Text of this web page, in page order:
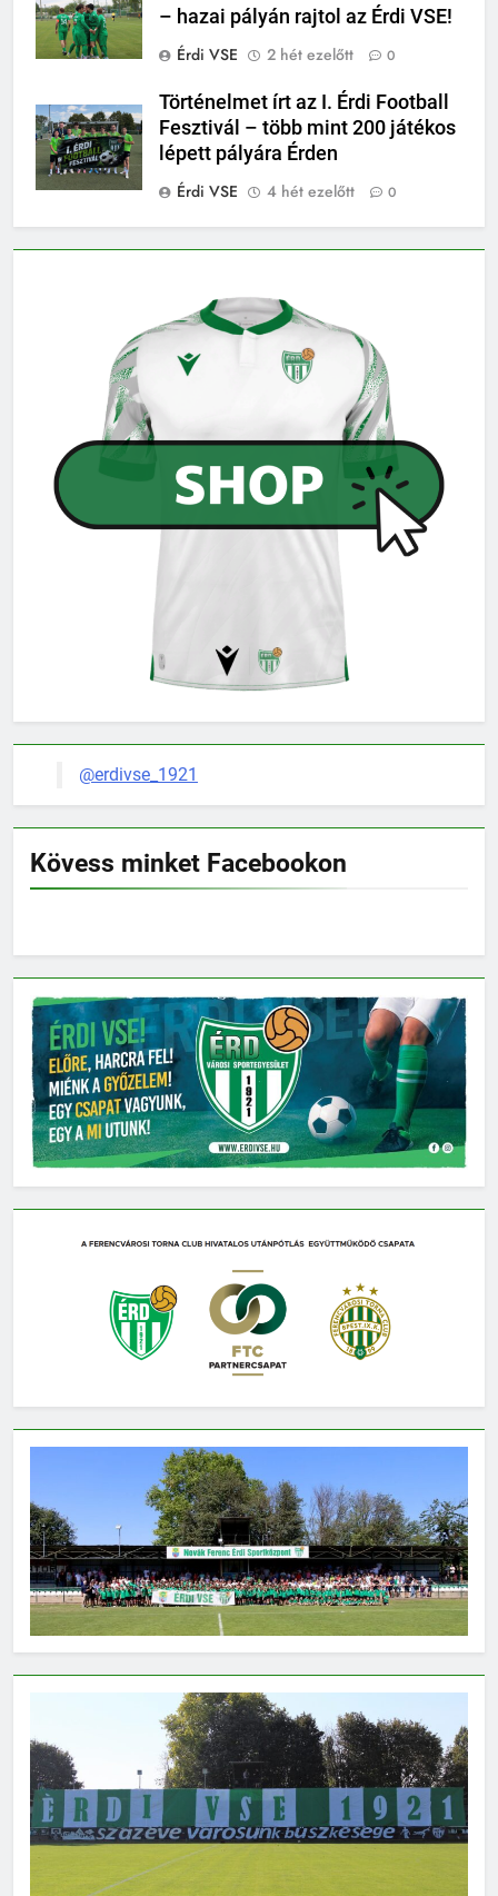
– hazai pályán rajtol az Érdi VSE!
Érdi VSE
2 hét ezelőtt 0
Történelmet írt az I. Érdi Football
Fesztivál – több mint 200 játékos
lépett pályára Érden
Érdi VSE
4 hét ezelőtt 0
@erdivse_1921
Kövess minket Facebookon